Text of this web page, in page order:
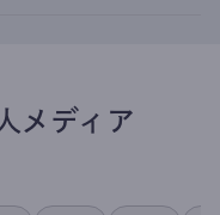
メディア